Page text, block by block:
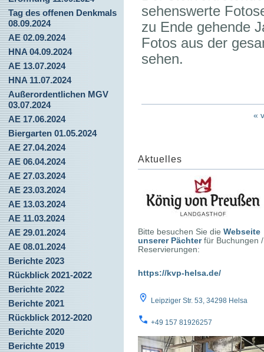
Tag des offenen Denkmals
08.09.2024
AE 02.09.2024
HNA 04.09.2024
AE 13.07.2024
HNA 11.07.2024
Außerordentlichen MGV
03.07.2024
AE 17.06.2024
Biergarten 01.05.2024
AE 27.04.2024
AE 06.04.2024
AE 27.03.2024
AE 23.03.2024
AE 13.03.2024
AE 11.03.2024
AE 29.01.2024
AE 08.01.2024
Berichte 2023
Rückblick 2021-2022
Berichte 2022
Berichte 2021
Rückblick 2012-2020
Berichte 2020
Berichte 2019
sehenswerte
zu Ende gehende
Fotos aus der
sehen.
«
Aktuelles
Bitte besuchen Sie die Webseite
unserer Pächterfür Buchungen /
Reservierungen:
https://kvp-helsa.de/
Leipziger Str. 53, 34298 Helsa
+49 157 81926257